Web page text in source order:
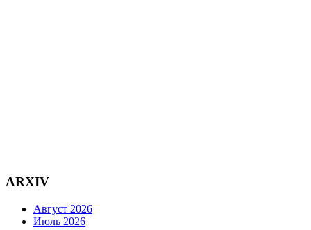
ARXIV
Август 2026
Июль 2026